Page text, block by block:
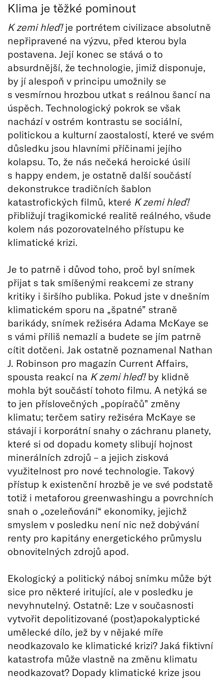
Klima je těžké pominout
K zemi hleď!je portrétem civilizace absolutně
nepřipravené na výzvu, před kterou byla
postavena. Její konec se stává o to
absurdnější, že technologie, jimiž disponuje,
by jí alespoň v principu umožnily se
s vesmírnou hrozbou utkat s reálnou šancí na
úspěch. Technologický pokrok se však
nachází v ostrém kontrastu se sociální,
politickou a kulturní zaostalostí, které ve svém
důsledku jsou hlavními příčinami jejího
kolapsu. To, že nás nečeká heroické úsilí
s happy endem, je ostatně další součástí
dekonstrukce tradičních šablon
katastrofických filmů, které K zemi hleď!
přibližují tragikomické realitě reálného, všude
kolem nás pozorovatelného přístupu ke
klimatické krizi.
Je to patrně i důvod toho, proč byl snímek
přijat s tak smíšenými reakcemi ze strany
kritiky i širšího publika. Pokud jste v dnešním
klimatickém sporu na „špatné” straně
barikády, snímek režiséra Adama McKaye se
s vámi příliš nemazlí a budete se jím patrně
cítit dotčeni. Jak ostatně poznamenal Nathan
J. Robinson pro magazín Current Affairs,
spousta reakcí na K zemi hleď!by klidně
mohla být součástí tohoto filmu. A netýká se
to jen příslovečných „popíračů” změny
klimatu; terčem satiry režiséra McKaye se
stávají i korporátní snahy o záchranu planety,
které si od dopadu komety slibují hojnost
minerálních zdrojů – a jejich zisková
využitelnost pro nové technologie. Takový
přístup k existenční hrozbě je ve své podstatě
totiž i metaforou greenwashingu a povrchních
snah o „ozeleňování“ ekonomiky, jejichž
smyslem v posledku není nic než dobývání
renty pro kapitány energetického průmyslu
obnovitelných zdrojů apod.
Ekologický a politický náboj snímku může být
sice pro některé iritující, ale v posledku je
nevyhnutelný. Ostatně: Lze v současnosti
vytvořit depolitizované (post)apokalyptické
umělecké dílo, jež by v nějaké míře
neodkazovalo ke klimatické krizi? Jaká fiktivní
katastrofa může vlastně na změnu klimatu
neodkazovat? Dopady klimatické krize jsou